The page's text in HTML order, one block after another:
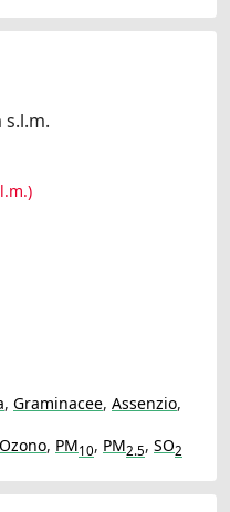
s.l.m.
, Graminacee, Assenzio,
Ozono, PM10, PM2.5, SO2